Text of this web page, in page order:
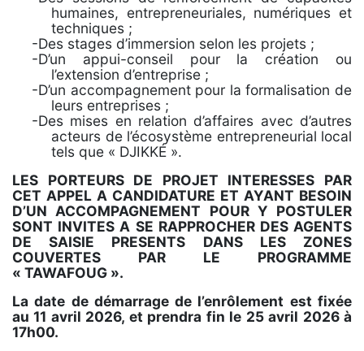
humaines, entrepreneuriales, numériques et
techniques ;
-Des stages d’immersion selon les projets ;
-D’un appui-conseil pour la création ou
l’extension d’entreprise ;
-D’un accompagnement pour la formalisation de
leurs entreprises ;
-Des mises en relation d’affaires avec d’autres
acteurs de l’écosystème entrepreneurial local
tels que « DJIKKÉ ».
LES PORTEURS DE PROJET INTERESSES PAR
CET APPEL A CANDIDATURE ET AYANT BESOIN
D’UN ACCOMPAGNEMENT POUR Y POSTULER
SONT INVITES A SE RAPPROCHER DES AGENTS
DE SAISIE PRESENTS DANS LES ZONES
COUVERTES PAR LE PROGRAMME
« TAWAFOUG ».
La date de démarrage de l’enrôlement est fixée
au 11 avril 2026, et prendra fin le 25 avril 2026 à
17h00.